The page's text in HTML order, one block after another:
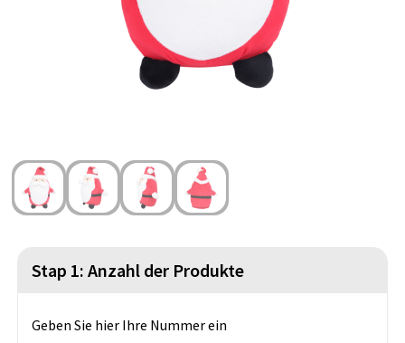
Lampen und Werkzeug
Sicherheit, Auto und Fahrrad
Weihnachten
Lebensmittel
Themenpakete
Stap 1: Anzahl der Produkte
Geben Sie hier Ihre Nummer ein